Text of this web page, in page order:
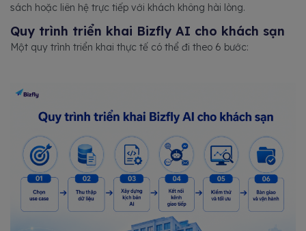
sách hoặc liên hệ trực tiếp với khách không hài lòng.
Quy trình triển khai Bizfly AI cho khách sạn
Một quy trình triển khai thực tế có thể đi theo 6 bước: